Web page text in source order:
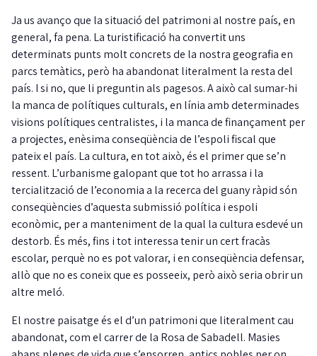
Ja us avanço que la situació del patrimoni al nostre país, en
general, fa pena. La turistificació ha convertit uns
determinats punts molt concrets de la nostra geografia en
parcs temàtics, però ha abandonat literalment la resta del
país. I si no, que li preguntin als pagesos. A això cal sumar-hi
la manca de polítiques culturals, en línia amb determinades
visions polítiques centralistes, i la manca de finançament per
a projectes, enèsima conseqüència de l’espoli fiscal que
pateix el país. La cultura, en tot això, és el primer que se’n
ressent. L’urbanisme galopant que tot ho arrassa i la
tercialització de l’economia a la recerca del guany ràpid són
conseqüències d’aquesta submissió política i espoli
econòmic, per a manteniment de la qual la cultura esdevé un
destorb. És més, fins i tot interessa tenir un cert fracàs
escolar, perquè no es pot valorar, i en conseqüència defensar,
allò que no es coneix que es posseeix, però això seria obrir un
altre meló.
El nostre paisatge és el d’un patrimoni que literalment cau
abandonat, com el carrer de la Rosa de Sabadell. Masies